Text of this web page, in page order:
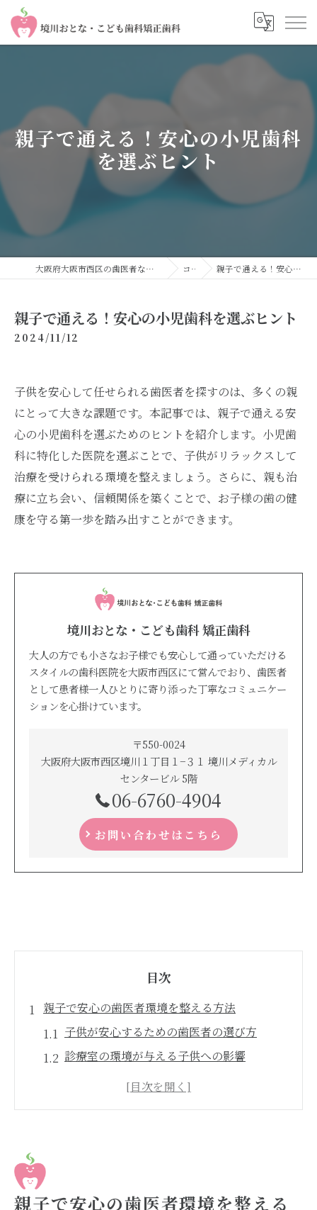
親子で通える！安心の小児歯科
を選ぶヒント
大阪府大阪市西区の歯医者なら境川おとな・こども歯科 矯正歯科 コラム 親子で通える！安心の小児歯科を選ぶヒント
親子で通える！安心の小児歯科を選ぶヒント
2024/11/12
子供を安心して任せられる歯医者を探すのは、多くの親
にとって大きな課題です。本記事では、親子で通える安
心の小児歯科を選ぶためのヒントを紹介します。小児歯
科に特化した医院を選ぶことで、子供がリラックスして
治療を受けられる環境を整えましょう。さらに、親も治
療に立ち会い、信頼関係を築くことで、お子様の歯の健
康を守る第一歩を踏み出すことができます。
境川おとな・こども歯科 矯正歯科
大人の方でも小さなお子様でも安心して通っていただける
スタイルの歯科医院を大阪市西区にて営んでおり、歯医者
として患者様一人ひとりに寄り添った丁寧なコミュニケー
ションを心掛けています。
〒550-0024
大阪府大阪市西区境川１丁目１−３１ 境川メディカル
センタービル 5階
06-6760-4904
お問い合わせはこちら
目次
親子で安心の歯医者環境を整える方法
子供が安心するための歯医者の選び方
診療室の環境が与える子供への影響
親と子供のコミュニケーションを深める工
親子一緒に参加できる歯科イベントの活用
親子で安心の歯医者環境を整える